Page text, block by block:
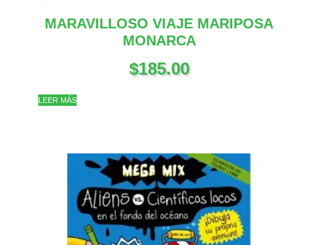
MARAVILLOSO VIAJE MARIPOSA
MONARCA
$185.00
LEER MÁS